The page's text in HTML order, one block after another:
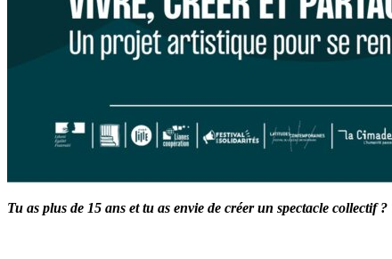
Tu as plus de 15 ans et tu as envie de créer un spectacle